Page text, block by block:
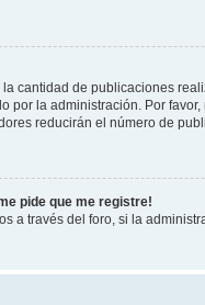
cantidad de publicaciones
por la administración. Por
reducirán el número de
pide que me registre!
a través del foro, si la